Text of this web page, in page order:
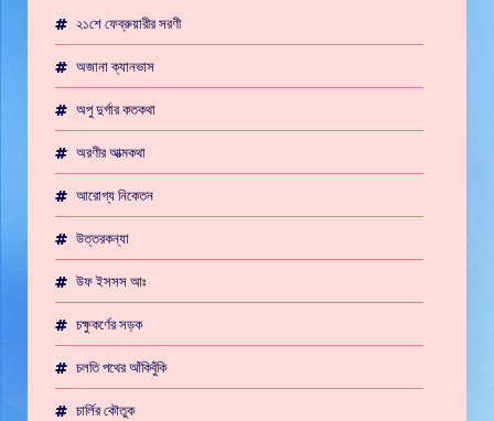
২১শে ফেব্রুয়ারীর সরণী
অজানা ক্যানভাস
অপু দুর্গার কতকথা
অরণীর আত্মকথা
আরোগ্য নিকেতন
উত্তরকন্যা
উফ ইসসস আঃ
চক্ষুকর্ণের সড়ক
চলতি পথের আঁকিবুঁকি
চার্লির কৌতুক